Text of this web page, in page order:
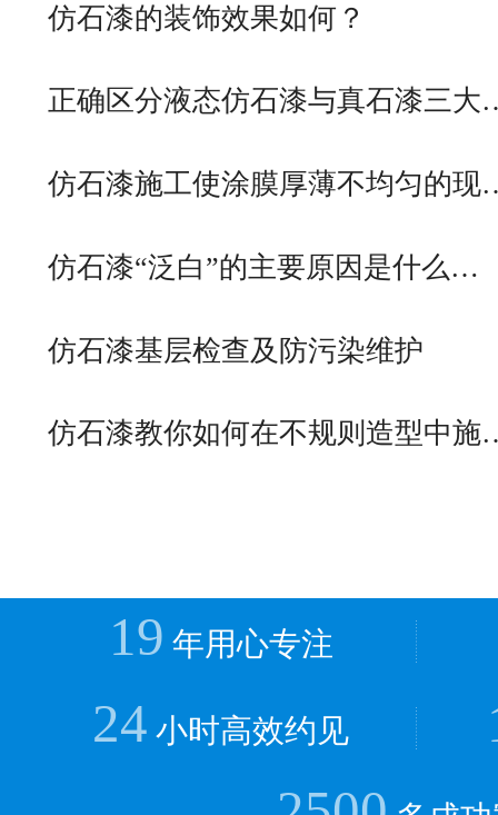
仿石漆的装饰效果如何？
正确区分液态仿石漆与真石漆三
仿石漆施工使涂膜厚薄不均匀的
仿石漆“泛白”的主要原因是什么…
仿石漆基层检查及防污染维护
仿石漆教你如何在不规则造型中
19 年用心专注
24 小时高效约见